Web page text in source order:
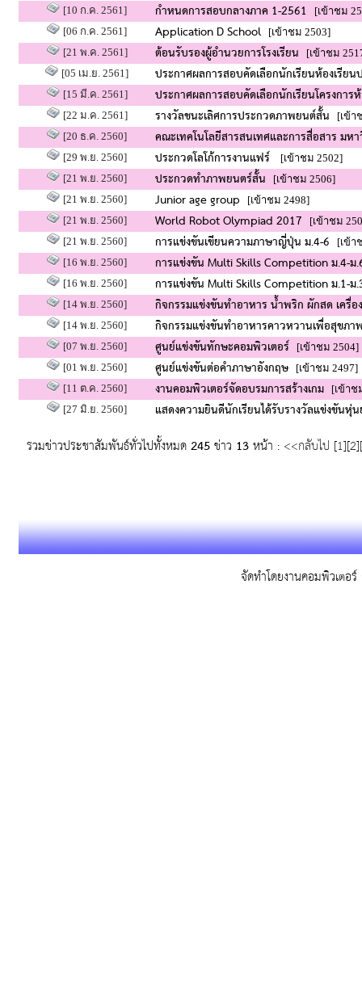
[10 ก.ค. 2561] กำหนดการสอบกลางภาค 1-2561 [เข้าชม
[06 ก.ค. 2561]
Application D School [เข้าชม 2503]
[21 พ.ค. 2561]
ต้อนรับรองผู้อำนวยการโรงเรียน [เข้าชม
[05 เม.ย. 2561]
ประกาศผลการสอบคัดเลือกนักเรียนห้องเรี
[15 มี.ค. 2561] ประกาศผลการสอบคัดเลือกนักเรียนโครงกา
[22 ม.ค. 2561] รางวัลชนะเลิศการประกวดภาพยนต์สั้น [เข้า
[20 ธ.ค. 2560]
คณะเทคโนโลยีสารสนเทศและการสื่อสาร มห
[29 พ.ย. 2560] ประกวดโลโก้การงานแฟร์
[เข้าชม 2502]
[21 พ.ย. 2560]
ประกวดทำภาพยนตร์สั้น [เข้าชม 2506]
[21 พ.ย. 2560]
Junior age group [เข้าชม 2498]
[21 พ.ย. 2560]
World Robot Olympiad 2017 [เข้าชม
[21 พ.ย. 2560]
การแข่งขันเขียนความภาษาญี่ปุ่น ม.4-6 [เข้า
[16 พ.ย. 2560]
การแข่งขัน Multi Skills Competition ม.4-ม
[16 พ.ย. 2560] การแข่งขัน Multi Skills Competition ม.1-ม
[14 พ.ย. 2560] กิจกรรมแข่งขันทำอาหาร น้ำพริก ผักสด เครื่อ
[14 พ.ย. 2560] กิจกรรมแข่งขันทำอาหารคาวหวานเพื่อสุขภา
[07 พ.ย. 2560] ศูนย์แข่งขันทักษะคอมพิวเตอร์ [เข้าชม 2504]
[01 พ.ย. 2560]
ศูนย์แข่งขันต่อคำภาษาอังกฤษ[เข้าชม 2497]
[11 ต.ค. 2560]
งานคอมพิวเตอร์จัดอบรมการสร้างเกม [เข้าช
[27 มิ.ย. 2560]
แสดงความยินดีนักเรียนได้รับรางวัลแข่งขันหุ่
รวมข่าวประชาสัมพันธ์ทั่วไปทั้งหมด245ข่าว 13หน้า : <<กลับไป [1][2][
จัดทำโดยงานคอมพิวเตอ